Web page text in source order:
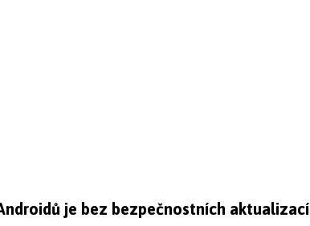
je bez bezpečnostních aktualizací